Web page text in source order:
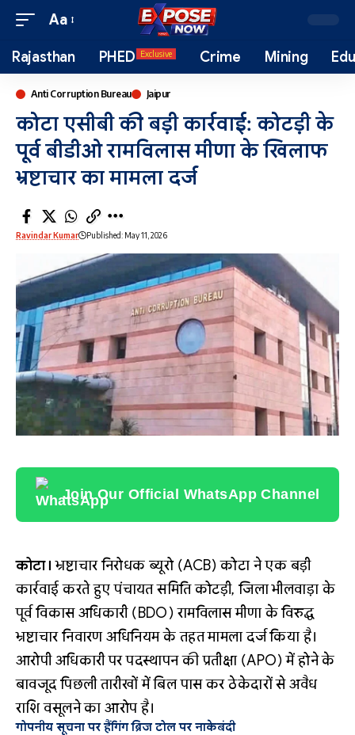
Aa
Rajasthan PHED Exclusive Crime Mining
Anti Corruption Bureau Jaipur
कोटा एसीबी की बड़ी कार्रवाई: कोटड़ी के
पूर्व बीडीओ रामविलास मीणा के खिलाफ
भ्रष्टाचार का मामला दर्ज
Ravindar Kumar Published: May 11, 2026
Join Our Official WhatsApp Channel
कोटा। भ्रष्टाचार निरोधक ब्यूरो (ACB) कोटा ने एक बड़ी
कार्रवाई करते हुए पंचायत समिति कोटड़ी, जिला भीलवाड़ा के
पूर्व विकास अधिकारी (BDO) रामविलास मीणा के विरुद्ध
भ्रष्टाचार निवारण अधिनियम के तहत मामला दर्ज किया है।
आरोपी अधिकारी पर पदस्थापन की प्रतीक्षा (APO) में होने के
बावजूद पिछली तारीखों में बिल पास कर ठेकेदारों से अवैध
राशि वसूलने का आरोप है।
गोपनीय सूचना पर हैंगिंग ब्रिज टोल पर नाकेबंदी